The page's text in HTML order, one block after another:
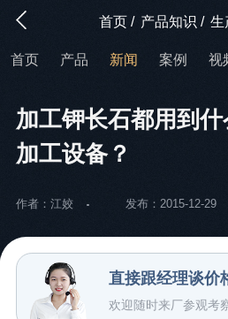
首页 / 产品知识 / 生
首页 产品 新闻 案例 视
加工钾长石都用到
加工设备？
作者：江姣 发布：2015-12-29
直接跟经理谈价
欢迎随时来厂参观考